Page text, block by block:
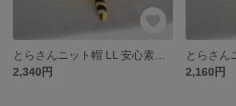
2,340円
2,160円